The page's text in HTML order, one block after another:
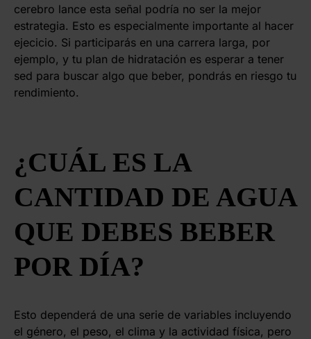
cerebro lance esta señal podría no ser la mejor
estrategia. Esto es especialmente importante al hacer
ejecicio. Si participarás en una carrera larga, por
ejemplo, y tu plan de hidratación es esperar a tener
sed para buscar algo que beber, pondrás en riesgo tu
rendimiento.
¿CUÁL ES LA
CANTIDAD DE AGUA
QUE DEBES BEBER
POR DÍA?
Esto dependerá de una serie de variables incluyendo
el género, el peso, el clima y la actividad física, pero